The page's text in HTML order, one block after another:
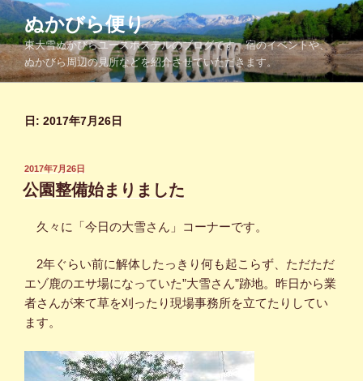
コ
ン
テ
ン
ツ
ぬかびら便り
東大雪ぬかびらユースホステルのブログです。宿のイベントや、
ぬかびら周辺の見所などを紹介させていただきます。
日: 2017年7月26日
投
稿
日:
2017年7月26日
公園整備始まりました
久々に「今日の大雪さん」コーナーです。
2年ぐらい前に解体したっきり何も起こらず、ただただ
エゾ鹿のエサ場になっていた”大雪さん”跡地。昨日から業
者さんが来て草を刈ったり現場事務所を立てたりしてい
ます。